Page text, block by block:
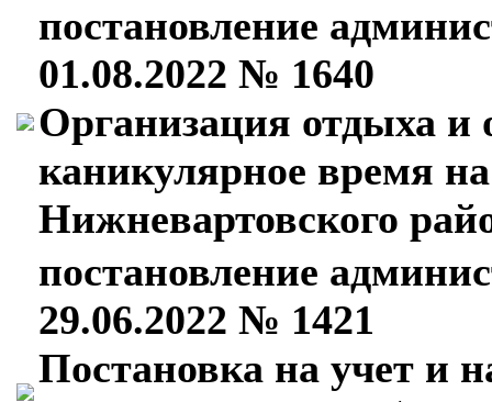
постановление
01.08.2022 № 1640
Организация отдыха и
каникулярное время
Нижневартовского
постановление
29.06.2022 № 1421
Постановка на учет и